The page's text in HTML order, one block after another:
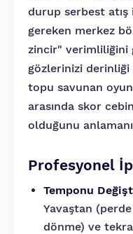
durup serbest
gereken merkez
zincir" verimliliğini
gözlerinizi
topu savunan
arasında skor
olduğunu
Profesyonel
Temponu
Yavaştan
dönme) ve